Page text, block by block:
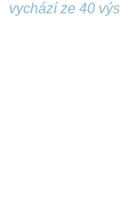
vychází ze 40